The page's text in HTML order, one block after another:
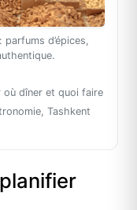
d’épices,
où dîner et quoi faire
Tashkent